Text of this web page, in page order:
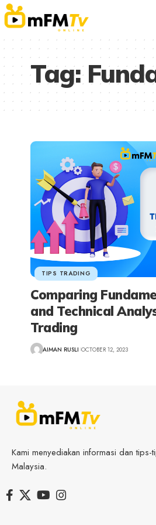
Tag:
TIPS TRADING
Comparing
and Technical
Trading
AIMAN RUSLI OCTOBER 12, 2023
Kami menyediakan informasi dan
Malaysia.